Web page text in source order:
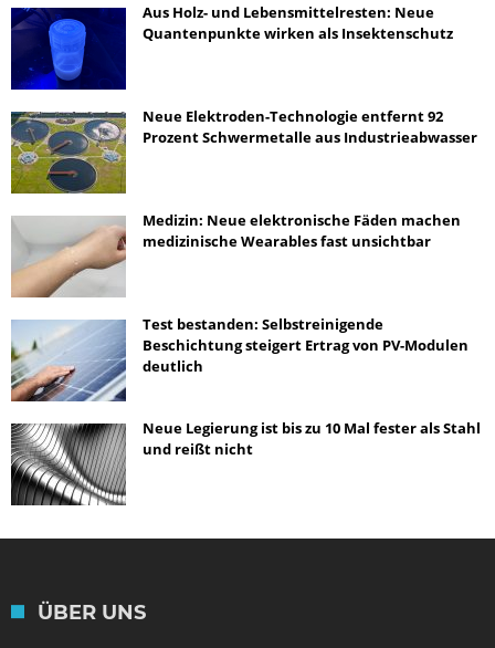
Aus Holz- und Lebensmittelresten: Neue
Quantenpunkte wirken als Insektenschutz
Neue Elektroden-Technologie entfernt 92
Prozent Schwermetalle aus Industrieabwasser
Medizin: Neue elektronische Fäden machen
medizinische Wearables fast unsichtbar
Test bestanden: Selbstreinigende
Beschichtung steigert Ertrag von PV-Modulen
deutlich
Neue Legierung ist bis zu 10 Mal fester als Stahl
und reißt nicht
ÜBER UNS